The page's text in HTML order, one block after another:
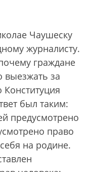
Чаушеску
журналисту.
граждане
выезжать за
Конституция
был таким:
предусмотрено
право
на родине.